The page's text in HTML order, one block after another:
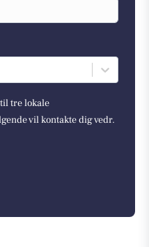
tre lokale
vil kontakte dig vedr.